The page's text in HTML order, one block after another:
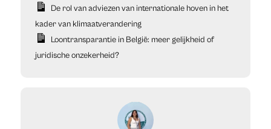
De rol van adviezen van internationale hoven in het
kader van klimaatverandering
Loontransparantie in België: meer gelijkheid of
juridische onzekerheid?